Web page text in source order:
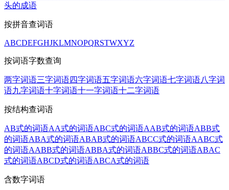
头的成语
按拼音查词语
ABCDEFGHJKLMNOPQRSTWXYZ
按词语字数查询
两字词语三字词语四字词语五字词语六字词语七字词语八字词
语九字词语十字词语十一字词语十二字词语
按结构查词语
AB式的词语AA式的词语ABC式的词语AAB式的词语ABB式
的词语ABA式的词语ABAB式的词语ABCC式的词语AABC式
的词语AABB式的词语ABBA式的词语ABBC式的词语ABAC
式的词语ABCD式的词语ABCA式的词语
含数字词语